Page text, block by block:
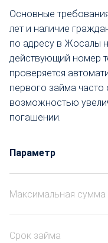
Основные
лет и наличие
по адресу в Жосалы
действующий номер
проверяется
первого займа часто
возможностью
погашении.
Параметр
Максимальная сумма
Срок займа